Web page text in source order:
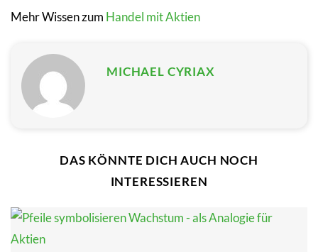
Mehr Wissen zum Handel mit Aktien
MICHAEL CYRIAX
DAS KÖNNTE DICH AUCH NOCH
INTERESSIEREN